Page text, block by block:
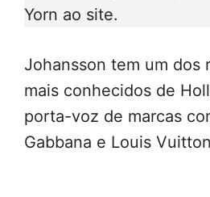
Yorn ao site.
Johansson tem um dos
mais conhecidos de
porta-voz de marcas
Gabbana e Louis